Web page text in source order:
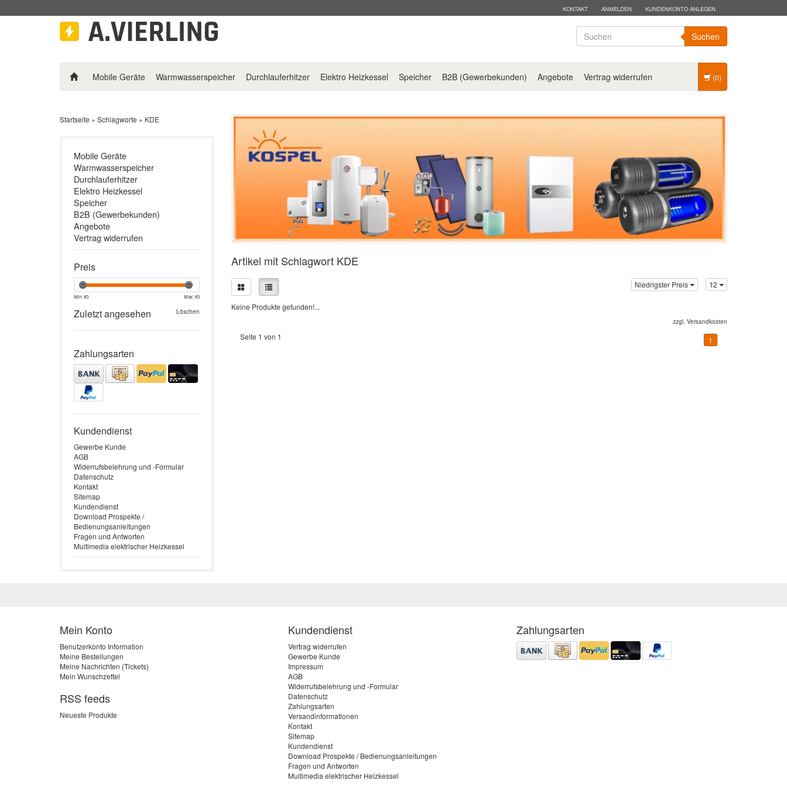
KONTAKT ANMELDEN KUNDENKONTO ANLEGEN
Suchen
Mobile Geräte Warmwasserspeicher Durchlauferhitzer Elektro Heizkessel Speicher B2B (Gewerbekunden) Angebote Vertrag widerrufen (0)
Startseite » Schlagworte » KDE
Mobile Geräte
Warmwasserspeicher
Durchlauferhitzer
Elektro Heizkessel
Speicher
B2B (Gewerbekunden)
Angebote
Vertrag widerrufen
Preis
Min: €0 Max: €5
Zuletzt angesehen Löschen
Zahlungsarten
Kundendienst
Gewerbe Kunde
AGB
Widerrufsbelehrung und -Formular
Datenschutz
Kontakt
Sitemap
Kundendienst
Download Prospekte /
Bedienungsanleitungen
Fragen und Antworten
Multimedia elektrischer Heizkessel
Artikel mit Schlagwort KDE
Niedrigster Preis 12
Keine Produkte gefunden!...
zzgl. Versandkosten
Seite 1 von 1 1
Mein Konto
Benutzerkonto Information
Meine Bestellungen
Meine Nachrichten (Tickets)
Mein Wunschzettel
RSS feeds
Neueste Produkte
Kundendienst
Vertrag widerrufen
Gewerbe Kunde
Impressum
AGB
Widerrufsbelehrung und -Formular
Datenschutz
Zahlungsarten
Versandinformationen
Kontakt
Sitemap
Kundendienst
Download Prospekte / Bedienungsanleitungen
Fragen und Antworten
Multimedia elektrischer Heizkessel
Zahlungsarten